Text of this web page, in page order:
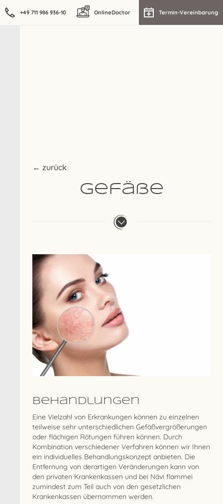
+49 711 986 936-10 OnlineDoctor Termin-Vereinbarung
← zurück
Gefäße
Behandlungen
Eine Vielzahl von Erkrankungen können zu einzelnen
teilweise sehr unterschiedlichen Gefäßvergrößerungen
oder flächigen Rötungen führen können. Durch
Kombination verschiedener Verfahren können wir Ihnen
ein individuelles Behandlungskonzept anbieten. Die
Entfernung von derartigen Veränderungen kann von
den privaten Krankenkassen und bei Nävi flammei
zumindest zum Teil auch von den gesetzlichen
Krankenkassen übernommen werden.